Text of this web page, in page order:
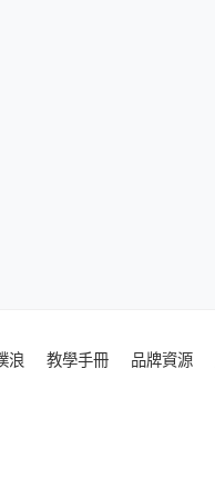
浪 教學手冊 品牌資源